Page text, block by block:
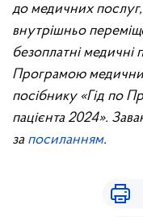
до медичних послуг,
внутрішньо
безоплатні медичні
Програмою
посібнику «Гід по
пацієнта 2024».
за посиланням.